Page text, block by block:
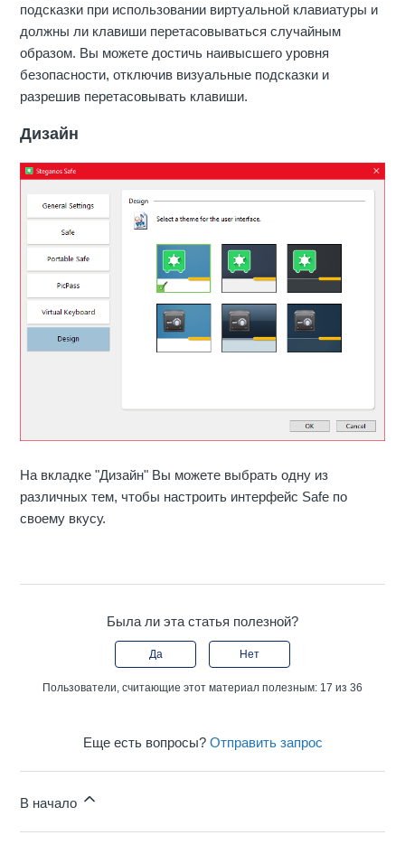
подсказки при использовании виртуальной клавиатуры и
должны ли клавиши перетасовываться случайным
образом. Вы можете достичь наивысшего уровня
безопасности, отключив визуальные подсказки и
разрешив перетасовывать клавиши.
Дизайн
На вкладке "Дизайн" Вы можете выбрать одну из
различных тем, чтобы настроить интерфейс Safe по
своему вкусу.
Была ли эта статья полезной?
Да Нет
Пользователи, считающие этот материал полезным: 17 из 36
Еще есть вопросы? Отправить запрос
В начало